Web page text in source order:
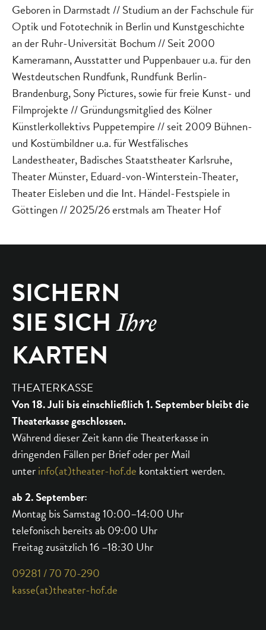
Geboren in Darmstadt // Studium an der Fachschule für
Optik und Fototechnik in Berlin und Kunstgeschichte
an der Ruhr-Universität Bochum // Seit 2000
Kameramann, Ausstatter und Puppenbauer u.a. für den
Westdeutschen Rundfunk, Rundfunk Berlin-
Brandenburg, Sony Pictures, sowie für freie Kunst- und
Filmprojekte // Gründungsmitglied des Kölner
Künstlerkollektivs Puppetempire // seit 2009 Bühnen-
und Kostümbildner u.a. für Westfälisches
Landestheater, Badisches Staatstheater Karlsruhe,
Theater Münster, Eduard-von-Winterstein-Theater,
Theater Eisleben und die Int. Händel-Festspiele in
Göttingen // 2025/26 erstmals am Theater Hof
SICHERN
SIE SICH Ihre
KARTEN
THEATERKASSE
Von 18. Juli bis einschließlich 1. September bleibt die
Theaterkasse geschlossen.
Während dieser Zeit kann die Theaterkasse in
dringenden Fällen per Brief oder per Mail
unterinfo(at)theater-hof.de kontaktiert werden.
ab 2. September:
Montag bis Samstag 10:00–14:00 Uhr
telefonisch bereits ab 09:00 Uhr
Freitag zusätzlich 16 –18:30 Uhr
09281 / 70 70-290
kasse(at)theater-hof.de